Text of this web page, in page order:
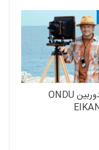
معرفی دوربین ONDU